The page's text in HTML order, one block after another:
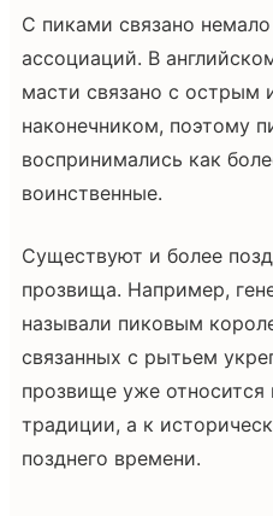
С пиками связано
ассоциаций. В
масти связано с острым
наконечником, поэтому
воспринимались как
воинственные.
Существуют и более
прозвища. Например,
называли пиковым
связанных с рытьем
прозвище уже относится
традиции, а к
позднего времени.